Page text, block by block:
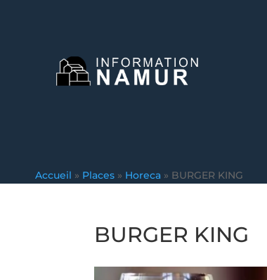
Accueil » Places » Horeca » BURGER KING
BURGER KING